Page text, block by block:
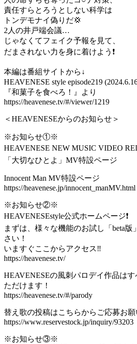
責任すらとろうとしない科学は
トンデモナイ偽りだ💢
2人の井戸端会議…
じゃなくてフェイク予報を見て、
だまされない力を身に着けよう❗️
本編は番組サイトから↓
HEAVENESE style episode219
『和菓子を食べろ！』より
https://heavenese.tv/#/viewer/1219
＜HEAVENESEからのお知らせ＞
※お知らせ①※
HEAVENESE NEW MUSIC VIDEO
「大切なひとよ」MV特設ページ
Innocent Man MV特設ページ
https://heavenese.jp/innocent_manMV.html
※お知らせ②※
HEAVENESEstyle公式ホームページ❗️
まずは、様々な機能のお試し「beta
さい！
いますぐここからアクセス‼️
https://heavenese.tv/
HEAVENESEの風刺パロデイ作品は
ただけます！
https://heavenese.tv/#/parody
替え歌の投稿はこちらからご応募お願
https://www.reservestock.jp/inquiry/93203
※お知らせ③※